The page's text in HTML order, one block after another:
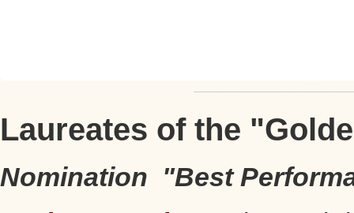
Laureates of the
Nomination "Best